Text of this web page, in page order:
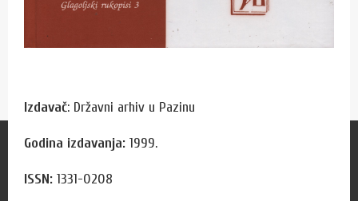
Izdavač: Državni arhiv u Pazinu
Godina izdavanja: 1999.
ISSN: 1331-0208
Za korisnike
Zamolba za izdavanje preslika